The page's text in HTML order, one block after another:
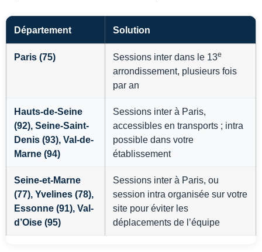
Département Solution
Paris (75) Sessions inter dans le 13e
arrondissement, plusieurs fois
par an
Hauts-de-Seine
(92), Seine-Saint-
Denis (93), Val-de-
Marne (94)
Sessions inter à Paris,
accessibles en transports ; intra
possible dans votre
établissement
Seine-et-Marne
(77), Yvelines (78),
Essonne (91), Val-
d’Oise (95)
Sessions inter à Paris, ou
session intra organisée sur votre
site pour éviter les
déplacements de l’équipe